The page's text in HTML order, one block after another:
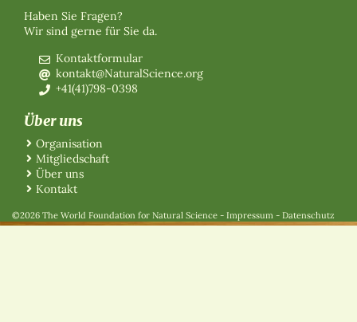
Haben Sie Fragen?
Wir sind gerne für Sie da.
Kontaktformular
kontakt@NaturalScience.org
+41(41)798-0398
Über uns
Organisation
Mitgliedschaft
Über uns
Kontakt
©2026 The World Foundation for Natural Science - Impressum - Datenschutz